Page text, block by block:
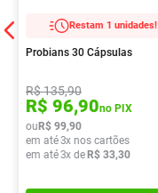
Restam 1 unidades!
Probians 30 Cápsulas
R$135,90
R$ 96,90no PIX
ou R$ 99,90
em até3x nos cartões
em até3x de R$ 33,30